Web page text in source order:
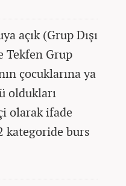
açık (Grup Dışı
Tekfen Grup
çocuklarına ya
oldukları
olarak ifade
kategoride burs